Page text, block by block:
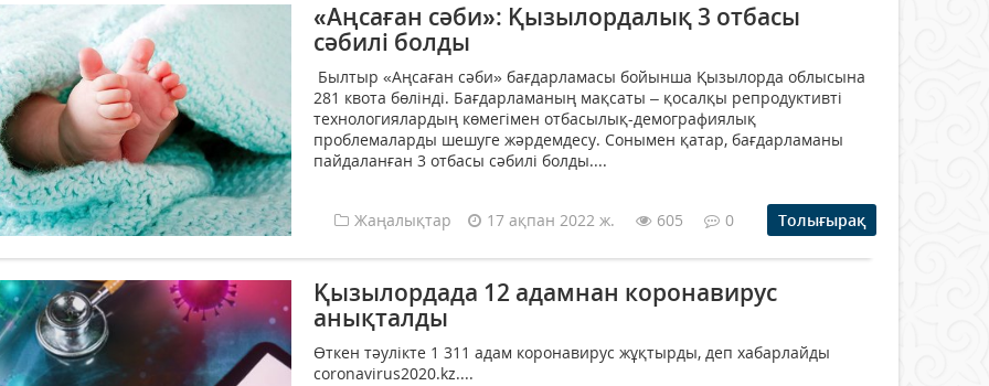
«Аңсаған сәби»: Қызылордалық 3 отбасы
сәбилі болды
Былтыр «Аңсаған сәби» бағдарламасы бойынша Қызылорда облысына
281 квота бөлінді. Бағдарламаның мақсаты – қосалқы репродуктивті
технологиялардың көмегімен отбасылық-демографиялық
проблемаларды шешуге жәрдемдесу. Сонымен қатар, бағдарламаны
пайдаланған 3 отбасы сәбилі болды....
Жаңалықтар 17 ақпан 2022 ж. 605 0 Толығырақ
Қызылордада 12 адамнан коронавирус
анықталды
Өткен тәулікте 1 311 адам коронавирус жұқтырды, деп хабарлайды
coronavirus2020.kz....